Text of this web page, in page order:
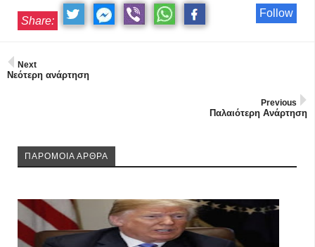
Follow
Share:
Next
Νεότερη ανάρτηση
Previous
Παλαιότερη Ανάρτηση
ΠΑΡΟΜΟΙΑ ΑΡΘΡΑ